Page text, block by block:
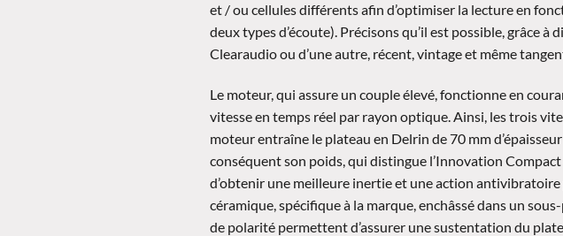
et / ou cellules différents afin d’optimiser la lecture en
deux types d’écoute). Précisons qu’il est possible, grâce
Clearaudio ou d’une autre, récent, vintage et même
Le moteur, qui assure un couple élevé, fonctionne en
vitesse en temps réel par rayon optique. Ainsi, les trois
moteur entraîne le plateau en Delrin de 70 mm
conséquent son poids, qui distingue l’Innovation
d’obtenir une meilleure inertie et une action antivibratoire
céramique, spécifique à la marque, enchâssé dans un
de polarité permettent d’assurer une sustentation du